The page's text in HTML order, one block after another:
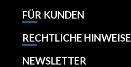
FÜR KUNDEN
RECHTLICHE HINWEISE
NEWSLETTER